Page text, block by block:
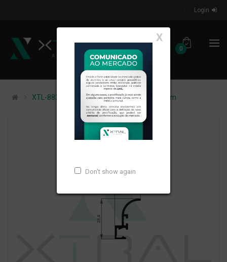
Login
0
X
Don't show again
XTL-882 - (XG-091) - PESO LINEAR: 0,16kg/m